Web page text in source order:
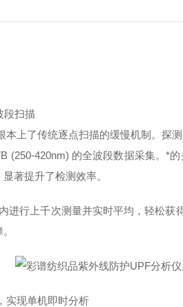
段扫描
上了传统逐点扫描的缓慢机制。探
(250-420nm) 的全波段数据采集。*
著提升了检测效率。
进行上千次测量并实时平均，轻松获
实现单机即时分析